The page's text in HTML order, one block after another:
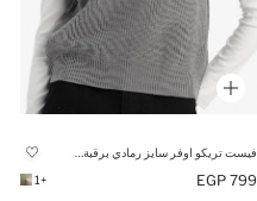
799 EGP
+1